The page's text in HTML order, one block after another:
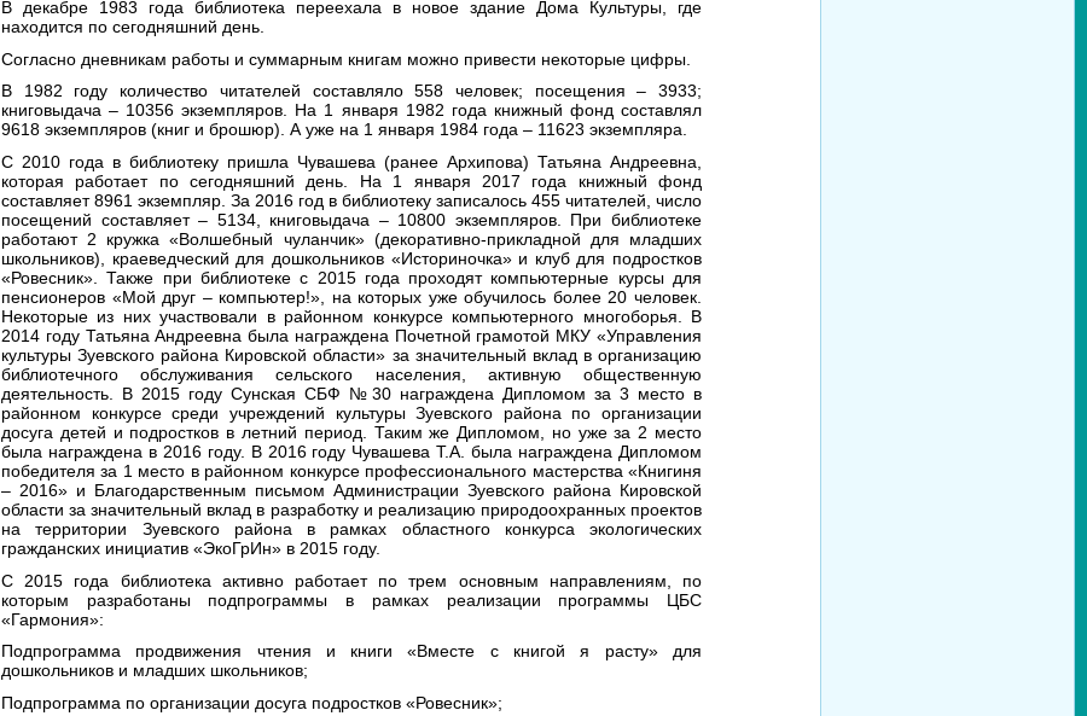
В декабре 1983 года библиотека переехала в новое здание Дома Культуры, где
находится по сегодняшний день.
Согласно дневникам работы и суммарным книгам можно привести некоторые цифры.
В 1982 году количество читателей составляло 558 человек; посещения – 3933;
книговыдача – 10356 экземпляров. На 1 января 1982 года книжный фонд составлял
9618 экземпляров (книг и брошюр). А уже на 1 января 1984 года – 11623 экземпляра.
С 2010 года в библиотеку пришла Чувашева (ранее Архипова) Татьяна Андреевна,
которая работает по сегодняшний день. На 1 января 2017 года книжный фонд
составляет 8961 экземпляр. За 2016 год в библиотеку записалось 455 читателей, число
посещений составляет – 5134, книговыдача – 10800 экземпляров. При библиотеке
работают 2 кружка «Волшебный чуланчик» (декоративно-прикладной для младших
школьников), краеведческий для дошкольников «Историночка» и клуб для подростков
«Ровесник». Также при библиотеке с 2015 года проходят компьютерные курсы для
пенсионеров «Мой друг – компьютер!», на которых уже обучилось более 20 человек.
Некоторые из них участвовали в районном конкурсе компьютерного многоборья. В
2014 году Татьяна Андреевна была награждена Почетной грамотой МКУ «Управления
культуры Зуевского района Кировской области» за значительный вклад в организацию
библиотечного обслуживания сельского населения, активную общественную
деятельность. В 2015 году Сунская СБФ №30 награждена Дипломом за 3 место в
районном конкурсе среди учреждений культуры Зуевского района по организации
досуга детей и подростков в летний период. Таким же Дипломом, но уже за 2 место
была награждена в 2016 году. В 2016 году Чувашева Т.А. была награждена Дипломом
победителя за 1 место в районном конкурсе профессионального мастерства «Книгиня
– 2016» и Благодарственным письмом Администрации Зуевского района Кировской
области за значительный вклад в разработку и реализацию природоохранных проектов
на территории Зуевского района в рамках областного конкурса экологических
гражданских инициатив «ЭкоГрИн» в 2015 году.
С 2015 года библиотека активно работает по трем основным направлениям, по
которым разработаны подпрограммы в рамках реализации программы ЦБС
«Гармония»:
Подпрограмма продвижения чтения и книги «Вместе с книгой я расту» для
дошкольников и младших школьников;
Подпрограмма по организации досуга подростков «Ровесник»;